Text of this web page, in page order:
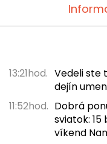
13:21hod. Vedeli ste
dejín
11:52hod. Dobrá
sviatok:
víkend